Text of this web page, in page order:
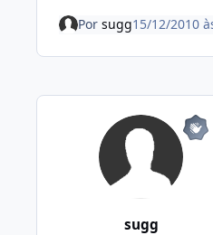
Por sugg15/12/2010
sugg